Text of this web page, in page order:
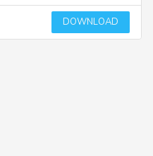
DOWNLOAD